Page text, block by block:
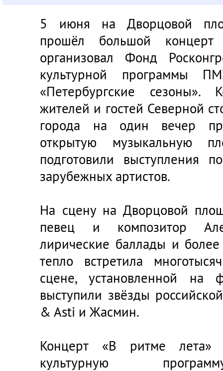
5 июня на Дворцовой
прошёл большой
организовал Фонд
культурной программы
«Петербургские сезоны».
жителей и гостей Северной
города на один вечер
открытую музыкальную
подготовили выступления
зарубежных артистов.
На сцену на Дворцовой
певец и композитор
лирические баллады и
тепло встретила
сцене, установленной на
выступили звёзды
& Asti и Жасмин.
Концерт «В ритме лета»
культурную